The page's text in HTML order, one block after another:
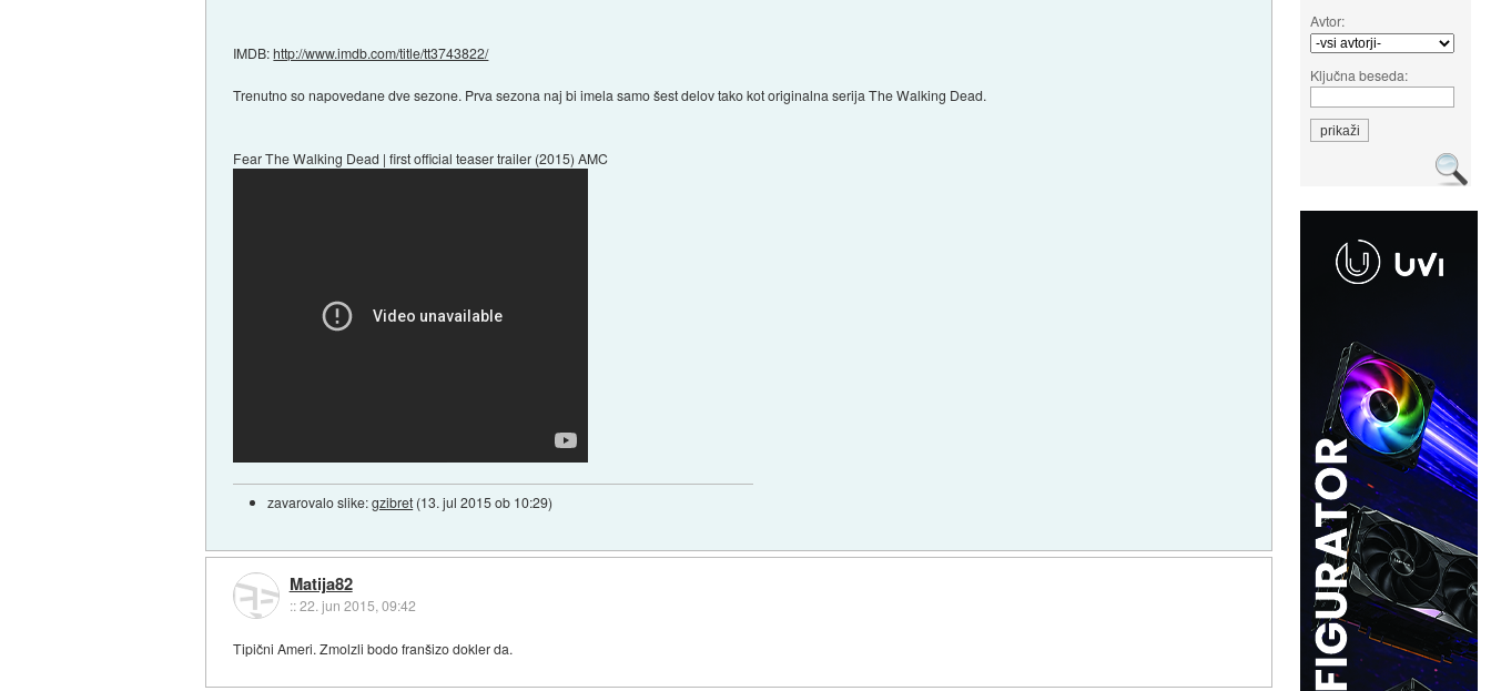
Avtor:
Ključna beseda:
IMDB:http://www.imdb.com/title/tt3743822/
Trenutno so napovedane dve sezone. Prva sezona naj bi imela samo šest delov tako kot originalna serija The Walking Dead.
Fear The Walking Dead | first official teaser trailer (2015) AMC
zavarovalo slike:gzibret (13. jul 2015 ob 10:29)
Matija82
::22. jun 2015, 09:42
Tipični Ameri. Zmolzli bodo franšizo dokler da.